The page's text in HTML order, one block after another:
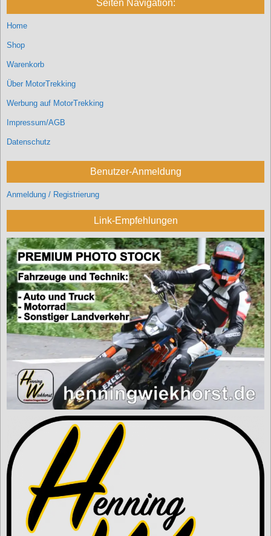
Seiten Navigation:
Home
Shop
Warenkorb
Über MotorTrekking
Werbung auf MotorTrekking
Impressum/AGB
Datenschutz
Benutzer-Anmeldung
Anmeldung / Registrierung
Link-Empfehlungen